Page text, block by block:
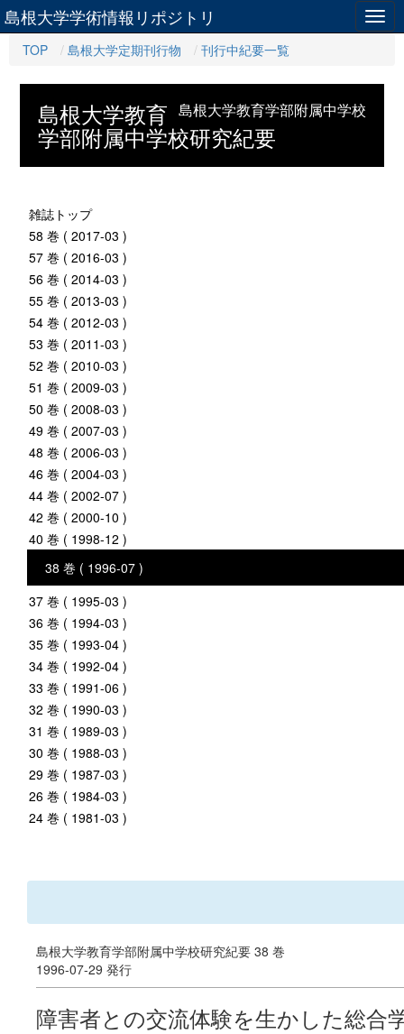
島根大学学術情報リポジトリ
TOP 島根大学定期刊行物 刊行中紀要一覧
島根大学教育学部附属中学校
島根大学教育
学部附属中学校研究紀要
雑誌トップ
58 巻 ( 2017-03 )
57 巻 ( 2016-03 )
56 巻 ( 2014-03 )
55 巻 ( 2013-03 )
54 巻 ( 2012-03 )
53 巻 ( 2011-03 )
52 巻 ( 2010-03 )
51 巻 ( 2009-03 )
50 巻 ( 2008-03 )
49 巻 ( 2007-03 )
48 巻 ( 2006-03 )
46 巻 ( 2004-03 )
44 巻 ( 2002-07 )
42 巻 ( 2000-10 )
40 巻 ( 1998-12 )
38 巻 ( 1996-07 )
37 巻 ( 1995-03 )
36 巻 ( 1994-03 )
35 巻 ( 1993-04 )
34 巻 ( 1992-04 )
33 巻 ( 1991-06 )
32 巻 ( 1990-03 )
31 巻 ( 1989-03 )
30 巻 ( 1988-03 )
29 巻 ( 1987-03 )
26 巻 ( 1984-03 )
24 巻 ( 1981-03 )
島根大学教育学部附属中学校研究紀要 38 巻
1996-07-29 発行
障害者との交流体験を生かした総